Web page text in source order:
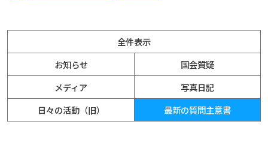
全件表示
お知らせ
国会質疑
メディア
写真日記
日々の活動（旧）
最新の質問主意書